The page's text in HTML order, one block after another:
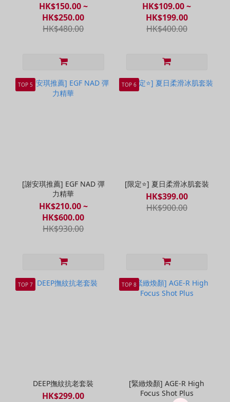
HK$150.00 ~
HK$250.00
HK$480.00
HK$109.00 ~
HK$199.00
HK$400.00
TOP 5
[謝安琪推薦] EGF NAD 彈
力精華
HK$210.00 ~
HK$600.00
HK$930.00
TOP 6
[限定⭐] 夏日柔滑冰肌套裝
HK$399.00
HK$900.00
TOP 7
DEEP撫紋抗老套裝
HK$299.00
TOP 8
[緊緻煥顏] AGE-R High
Focus Shot Plus